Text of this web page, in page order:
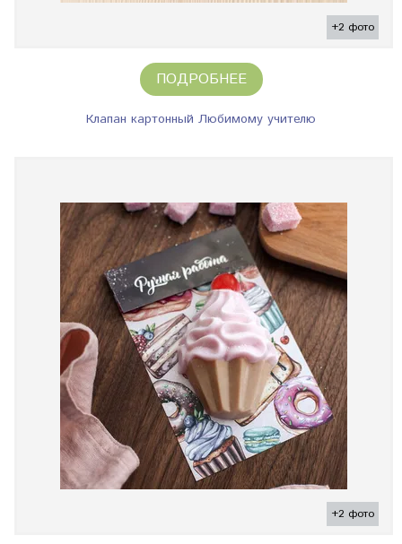
+2 фото
ПОДРОБНЕЕ
Клапан картонный Любимому учителю
+2 фото